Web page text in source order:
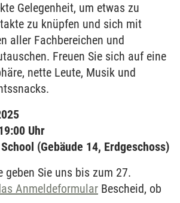
Gelegenheit, um etwas zu
zu knüpfen und sich mit
aller Fachbereichen und
Freuen Sie sich auf eine
nette Leute, Musik und
Uhr
(Gebäude 14, Erdgeschoss)
geben Sie uns bis zum 27.
Anmeldeformular Bescheid, ob